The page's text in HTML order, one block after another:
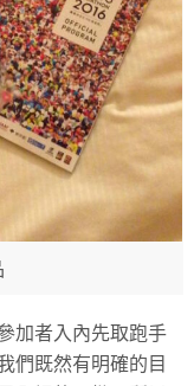
加者入內先取跑手
們既然有明確的目